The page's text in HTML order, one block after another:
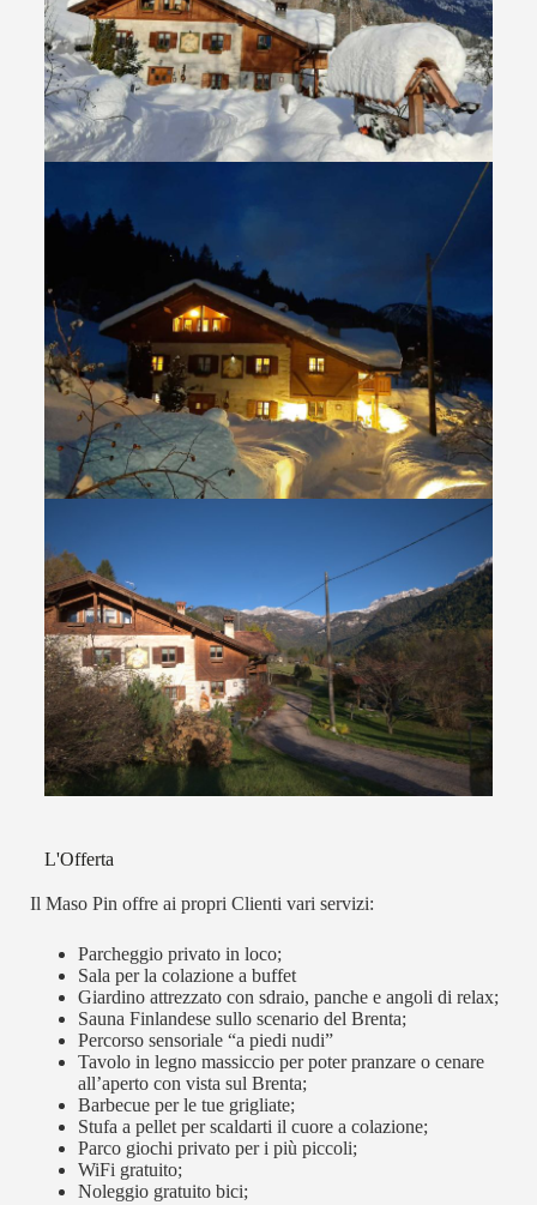
L'Offerta
Il Maso Pin offre ai propri Clienti vari servizi:
Parcheggio privato in loco;
Sala per la colazione a buffet
Giardino attrezzato con sdraio, panche e angoli di relax;
Sauna Finlandese sullo scenario del Brenta;
Percorso sensoriale “a piedi nudi”
Tavolo in legno massiccio per poter pranzare o cenare
all’aperto con vista sul Brenta;
Barbecue per le tue grigliate;
Stufa a pellet per scaldarti il cuore a colazione;
Parco giochi privato per i più piccoli;
WiFi gratuito;
Noleggio gratuito bici;